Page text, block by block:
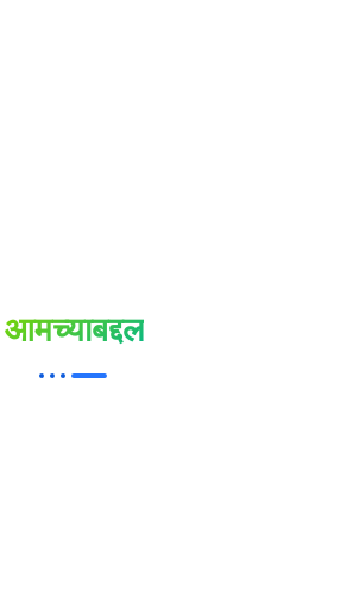
आमच्याबद्दल